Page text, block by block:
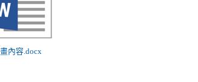
內容.docx